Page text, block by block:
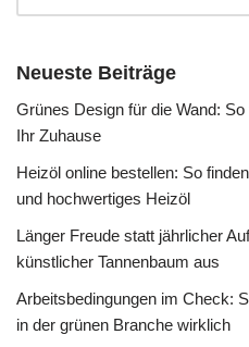
Neueste Beiträge
Grünes Design für die Wand:
Ihr Zuhause
Heizöl online bestellen: So
und hochwertiges Heizöl
Länger Freude statt jährlicher
künstlicher Tannenbaum aus
Arbeitsbedingungen im Check:
in der grünen Branche wirklich